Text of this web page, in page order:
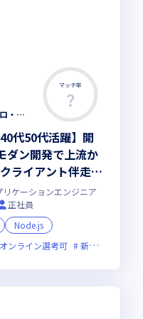
マッチ率
株式会社テクノプロ テクノプロ・エンジニアリング社
代50代活躍】開
ダン開発で上流か
ライアント伴走型
ジニア 】大手直
数／残業少・福利
ケーションエンジニア
正社員
Node.js
オンライン選考可 新技術に積極的